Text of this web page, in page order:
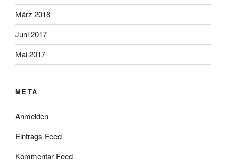
März 2018
Juni 2017
Mai 2017
META
Anmelden
Eintrags-Feed
Kommentar-Feed